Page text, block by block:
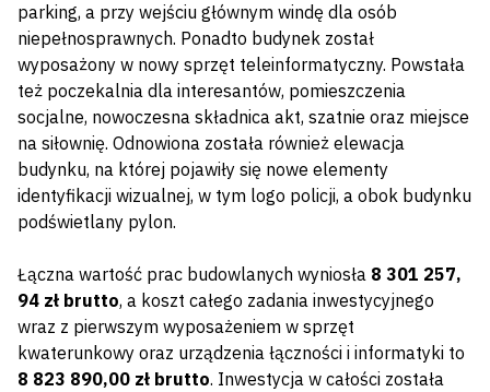
parking, a przy wejściu głównym windę dla osób
niepełnosprawnych. Ponadto budynek został
wyposażony w nowy sprzęt teleinformatyczny. Powstała
też poczekalnia dla interesantów, pomieszczenia
socjalne, nowoczesna składnica akt, szatnie oraz miejsce
na siłownię. Odnowiona została również elewacja
budynku, na której pojawiły się nowe elementy
identyfikacji wizualnej, w tym logo policji, a obok budynku
podświetlany pylon.
Łączna wartość prac budowlanych wyniosła 8 301 257,
94 zł brutto, a koszt całego zadania inwestycyjnego
wraz z pierwszym wyposażeniem w sprzęt
kwaterunkowy oraz urządzenia łączności i informatyki to
8 823 890,00 zł brutto. Inwestycja w całości została